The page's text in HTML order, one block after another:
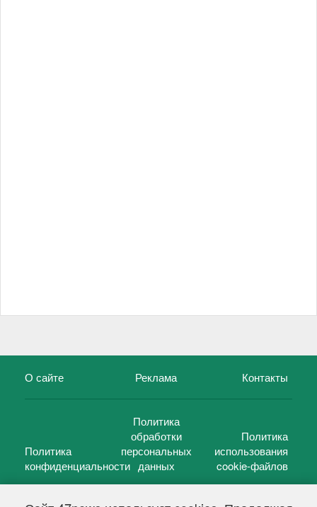
О сайте Реклама Контакты
Политика
конфиденциальности
Политика
обработки
персональных
данных
Политика
использования
cookie-файлов